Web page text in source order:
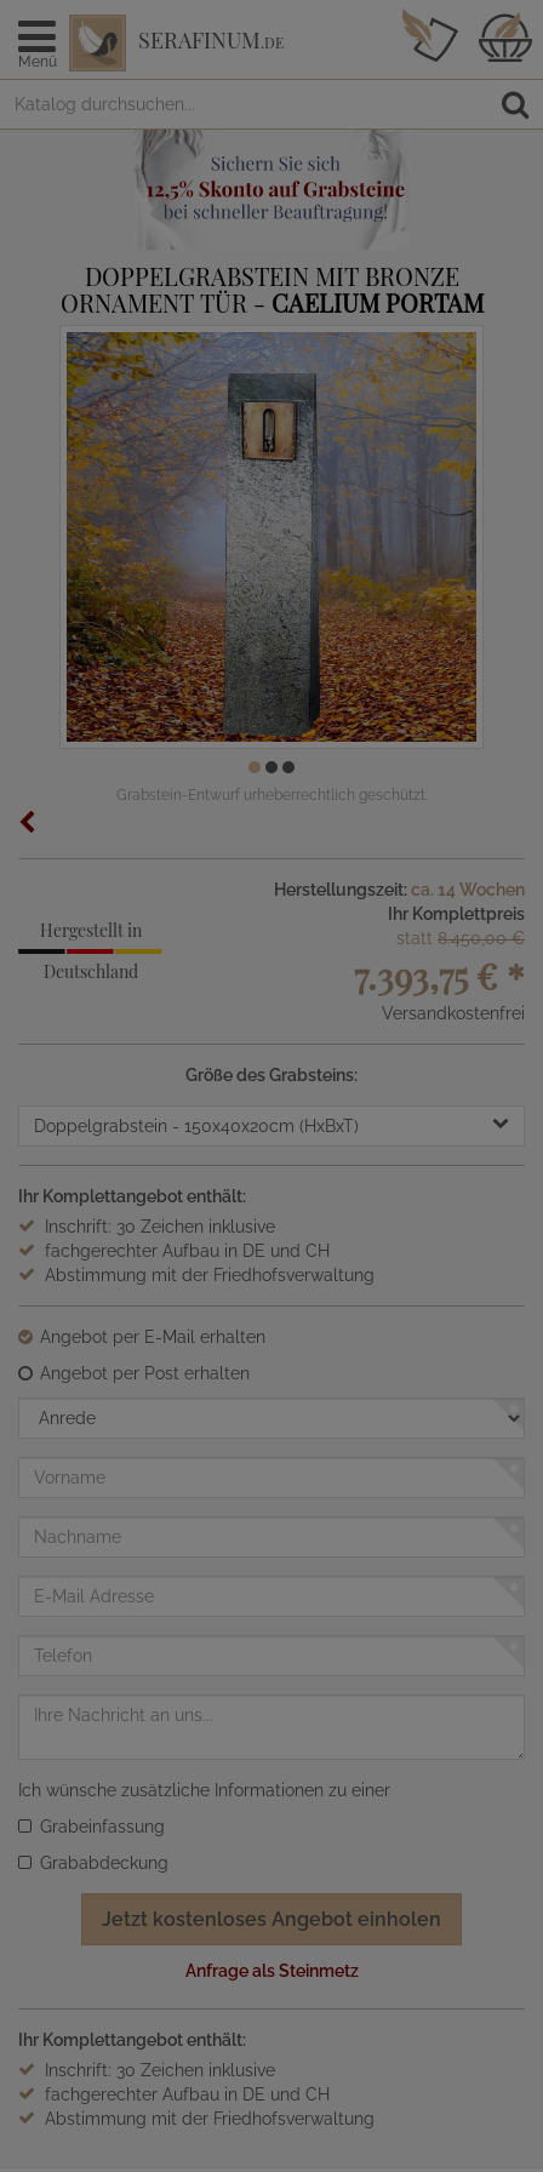
Menü
SERAFINUM.DE
DOPPELGRABSTEIN MIT BRONZE
ORNAMENT TÜR - CAELIUM PORTAM
Grabstein-Entwurf urheberrechtlich geschützt.
Hergestellt in
Deutschland
Herstellungszeit: ca. 14 Wochen
Ihr Komplettpreis
statt 8.450,00 €
7.393,75 € *
Versandkostenfrei
Größe des Grabsteins:
Doppelgrabstein - 150x40x20cm (HxBxT)
Ihr Komplettangebot enthält:
Inschrift: 30 Zeichen inklusive
fachgerechter Aufbau in DE und CH
Abstimmung mit der Friedhofsverwaltung
Angebot per E-Mail erhalten
Angebot per Post erhalten
Anrede
Vorname
Nachname
Telefon
Nachricht
Ich wünsche zusätzliche Informationen zu einer
Grabeinfassung
Grababdeckung
Jetzt kostenloses Angebot einholen
Anfrage als Steinmetz
Ihr Komplettangebot enthält:
Inschrift: 30 Zeichen inklusive
fachgerechter Aufbau in DE und CH
Abstimmung mit der Friedhofsverwaltung